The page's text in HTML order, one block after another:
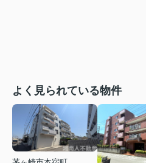
よく見られている物件